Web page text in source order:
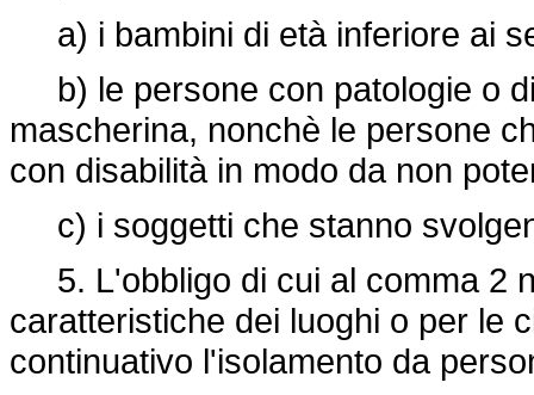
a) i bambini di età inferiore ai
b) le persone con patologie o
mascherina, nonchè le persone
con disabilità in modo da non
c) i soggetti che stanno
5. L'obbligo di cui al comma 2
caratteristiche dei luoghi o per le
continuativo l'isolamento da